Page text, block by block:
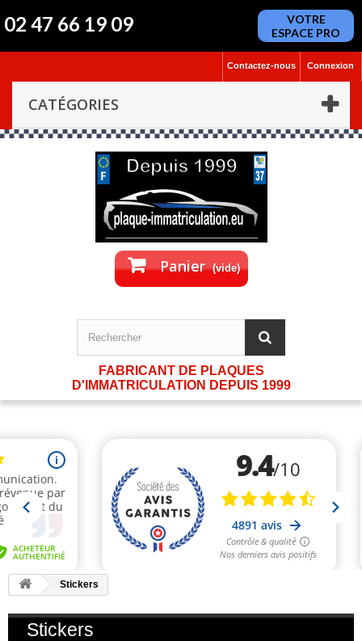
02 47 66 19 09
VOTRE
ESPACE PRO
Connexion
Contactez-nous
CATÉGORIES
Panier (vide)
FABRICANT DE PLAQUES
D'IMMATRICULATION DEPUIS 1999
Stickers
Stickers